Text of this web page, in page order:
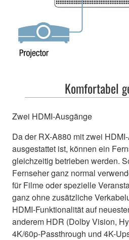
Komfortabel
Zwei HDMI-Ausgänge
Da der RX-A880 mit zwei
ausgestattet ist, können ein
gleichzeitig betrieben werden.
Fernseher ganz normal
für Filme oder spezielle
ganz ohne zusätzliche
HDMI-Funktionalität auf
anderem HDR (Dolby Vision,
4K/60p-Passthrough und 4K-